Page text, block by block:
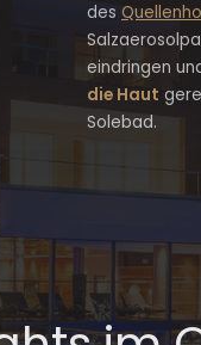
des
eindringen
die Haut
Solebad.